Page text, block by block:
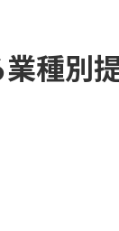
種別